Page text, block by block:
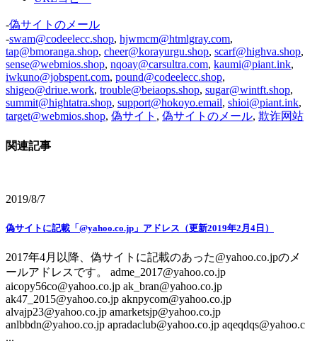
-偽サイトのメール
-swam@codeelecc.shop, hjwmcm@htmlgray.com,
tap@bmoranga.shop, cheer@korayurgu.shop, scarf@highva.shop,
sense@webmios.shop, nqoay@carsultra.com, kaumi@piant.ink,
iwkuno@jobspent.com, pound@codeelecc.shop,
shigeo@driue.work, trouble@beiaops.shop, sugar@wintft.shop,
summit@hightatra.shop, support@hokoyo.email, shioi@piant.ink,
target@webmios.shop, 偽サイト , 偽サイトのメール, 欺诈网站
関連記事
2019/8/7
偽サイトに記載「@yahoo.co.jp」アドレス（更新2019年2月4日）
2017年4月以降、偽サイトに記載のあった@yahoo.co.jpのメ
ールアドレスです。 adme_2017@yahoo.co.jp
aicopy56co@yahoo.co.jp ak_bran@yahoo.co.jp
ak47_2015@yahoo.co.jp aknpycom@yahoo.co.jp
alvajp23@yahoo.co.jp amarketsjp@yahoo.co.jp
anlbbdn@yahoo.co.jp apradaclub@yahoo.co.jp aqeqdqs@yahoo.c
...